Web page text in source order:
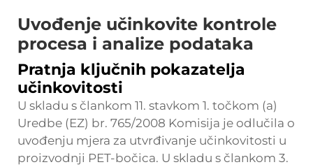
Uvođenje učinkovite kontrole
procesa i analize podataka
Pratnja ključnih pokazatelja
učinkovitosti
U skladu s člankom 11. stavkom 1. točkom (a)
Uredbe (EZ) br. 765/2008 Komisija je odlučila o
uvođenju mjera za utvrđivanje učinkovitosti u
proizvodnji PET-bočica. U skladu s člankom 3.